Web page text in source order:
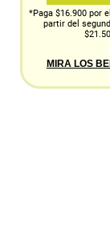
*Paga $16.900 por
partir del
MIRA LOS